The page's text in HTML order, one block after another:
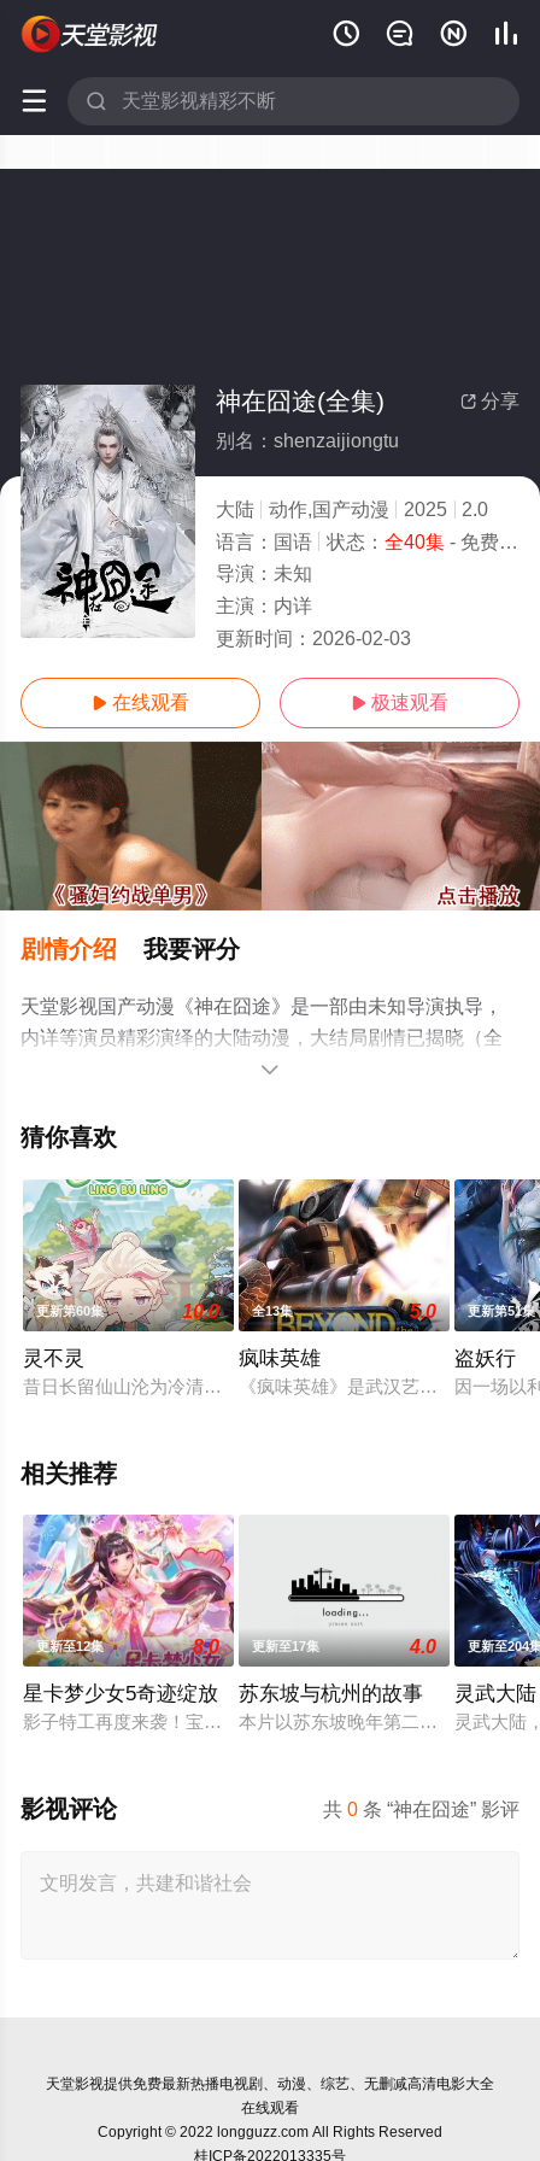
   
 
全40集/全集
 分享
神在囧途(全集)
别名：shenzaijiongtu
大陆 动作,国产动漫 2025
2.0
语言： 国语 状态： 全40集- 免费在线观看
导演： 未知
主演： 内详
更新时间： 2026-02-03
 在线观看  极速观看
剧情介绍 我要评分
天堂影视国产动漫《神在囧途》是一部由未知导演执导，
内详等演员精彩演绎的大陆动漫，大结局剧情已揭晓（全
40集），手机免费观看高清未删减完整版动漫全集就上天
情网等平台了解。

猜你喜欢
更新第60集 10.0
灵不灵
昔日长留仙山沦为冷清景区，员工静恒接到关停通知，收拾行李
全13集 5.0
疯味英雄
《疯味英雄》是武汉艺画开天文化
更新第51集
盗妖行
因一场以
相关推荐
更新至12集 8.0
星卡梦少女5奇迹绽放
影子特工再度来袭！宝石族精灵竟然成了关键所在！东方桃子与
更新至17集 4.0
苏东坡与杭州的故事
本片以苏东坡晚年第二次赴任杭州，
更新至204
灵武大陆
灵武大陆
共0 条 “神在囧途” 影评
影视评论
天堂影视提供免费最新热播电视剧、动漫、综艺、无删减高清电影大全
在线观看
Copyright © 2022 longguzz.com All Rights Reserved
桂ICP备2022013335号